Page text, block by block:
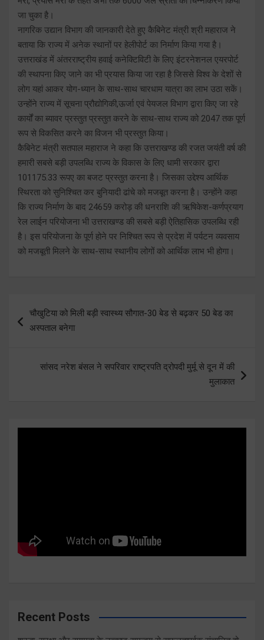
जा चुका है।
नागरिक उद्यान विभाग की जानकारी देते हुए कैबिनेट मंत्री श्री महाराज ने
बताया कि राज्य में अनेक स्थानों पर हेलीपोर्ट का निर्माण किया गया है।
उत्तराखंड में अंतरराष्ट्रीय हवाई कनेक्टिविटी के लिए इंटरनेशनल एयरपोर्ट
की स्थापना किए जाने का भी प्रयास किया जा रहा है जिससे विश्व के देशों से
लोग यहां आकर योग-ध्यान के साथ-साथ चारधाम यात्रा का लाभ उठा सकें।
उन्होंने राज्य में सूचना प्रौद्योगिकी,ऊर्जा एवं पेयजल विभाग द्वारा किए जा रहे
कार्यों का ब्यावर प्रस्तुत प्रस्तुत करने के साथ-साथ राज्य को 2047 तक पूर्ण
रूप से विकसित करने का विजन भी प्रस्तुत किया।
कैबिनेट मंत्री सतपाल महाराज ने कहा कि उत्तराखण्ड की रजत जयंती वर्ष की
हमारी सबसे बड़ी उपलब्धि राज्य के विकास के लिए धामी सरकार द्वारा
101175.33 रूपए का बजट प्रस्तुत करना है। जिसका उद्देश्य आर्थिक
स्थिरता को सुनिश्चित कर बुनियादी ढांचे को मजबूत करना है। उन्होंने कहा
कि राज्य निर्माण के बाद 24659 करोड़ की धनराशि की ऋषिकेश-कर्णप्रयाग
रेल लाईन परियोजना भी उत्तराखण्ड की सबसे बड़ी ऐतिहासिक उपलब्धि रही
है। इस परियोजना के पूर्ण होने पर निश्चित रूप से प्रदेश में पर्यटन व्यवसाय
को मजबूती मिलने के साथ-साथ स्थानीय लोगों को आर्थिक लाभ भी होगा।
navigation
चौखुटिया को मिली बड़ी स्वास्थ्य सौगात-30 बेड से बढ़कर 50 बेड का
अस्पताल बनेगा
सांसद नरेश बंसल ने सपरिवार राष्ट्रपति द्रोपदी मुर्मू से दून में की
मुलाकात
Recent Posts